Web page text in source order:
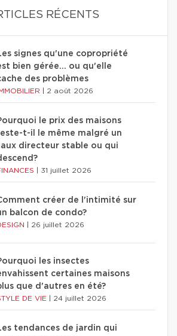
RÉCENTS
signes qu'une copropriété
bien gérée… ou qu'elle
des problèmes
2 août 2026
le prix des maisons
t-il le même malgré un
directeur stable ou qui
31 juillet 2026
créer de l'intimité sur
balcon de condo?
26 juillet 2026
les insectes
certaines maisons
que d'autres en été?
DE VIE 24 juillet 2026
tendances de jardin qui